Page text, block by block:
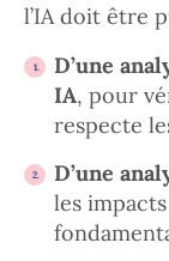
l’IA doit être
D’une
IA, pour
respecte
D’une
les